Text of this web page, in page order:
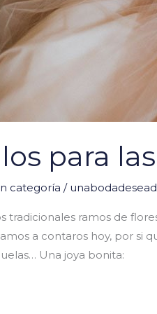
para
categoría /
tradicionales ramos de
a contaros hoy, por si
Una joya bonita: